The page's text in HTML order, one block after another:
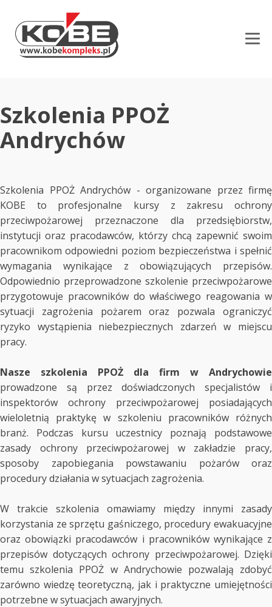
Szkolenia PPOŻ
Andrychów
Szkolenia PPOŻ Andrychów - organizowane przez firmę
KOBE to profesjonalne kursy z zakresu ochrony
przeciwpożarowej przeznaczone dla przedsiębiorstw,
instytucji oraz pracodawców, którzy chcą zapewnić swoim
pracownikom odpowiedni poziom bezpieczeństwa i spełnić
wymagania wynikające z obowiązujących przepisów.
Odpowiednio przeprowadzone szkolenie przeciwpożarowe
przygotowuje pracowników do właściwego reagowania w
sytuacji zagrożenia pożarem oraz pozwala ograniczyć
ryzyko wystąpienia niebezpiecznych zdarzeń w miejscu
pracy.
Nasze szkolenia PPOŻ dla firm w Andrychowie
prowadzone są przez doświadczonych specjalistów i
inspektorów ochrony przeciwpożarowej posiadających
wieloletnią praktykę w szkoleniu pracowników różnych
branż. Podczas kursu uczestnicy poznają podstawowe
zasady ochrony przeciwpożarowej w zakładzie pracy,
sposoby zapobiegania powstawaniu pożarów oraz
procedury działania w sytuacjach zagrożenia.
W trakcie szkolenia omawiamy między innymi zasady
korzystania ze sprzętu gaśniczego, procedury ewakuacyjne
oraz obowiązki pracodawców i pracowników wynikające z
przepisów dotyczących ochrony przeciwpożarowej. Dzięki
temu szkolenia PPOŻ w Andrychowie pozwalają zdobyć
zarówno wiedzę teoretyczną, jak i praktyczne umiejętności
potrzebne w sytuacjach awaryjnych.